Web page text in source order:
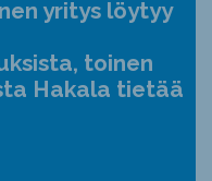
yritys löytyy
toinen
Hakala tietää